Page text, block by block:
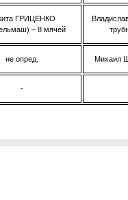
ГРИЦЕНКО
– 8 мячей
не опред. Михаил
-